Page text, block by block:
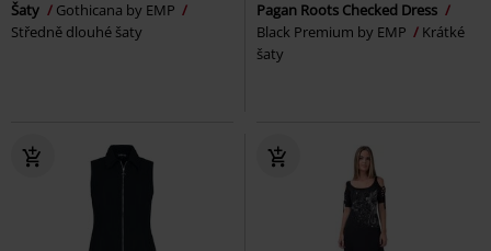
Šaty
Gothicana by EMP
Středně dlouhé šaty
Pagan Roots Checked Dress
Black Premium by EMP
Krátké
šaty